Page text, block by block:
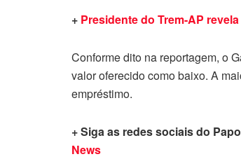
+ Presidente do Trem-AP
Conforme dito na reportagem, o
valor oferecido como baixo. A
empréstimo.
+ Siga as redes sociais do
News